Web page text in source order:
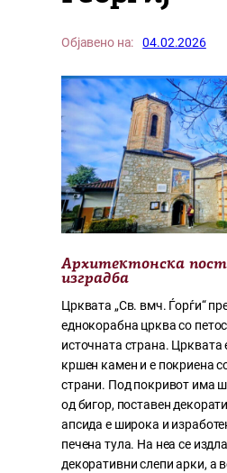
Објавено на: 04.02.2026
Архитектонска
изградба
Црквата „Св. вмч. Ѓорѓи“
еднокорабна црква со
источната страна. Црквата
кршен камен и е покриена
страни. Под покривот има
од бигор, поставен
апсида е широка и
печена тула. На неа се
декоративни слепи арки, а